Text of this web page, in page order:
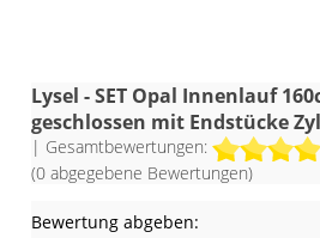
Lysel - SET Opal Innenlauf
geschlossen mit Endstücke
| Gesamtbewertungen:
(0 abgegebene Bewertungen)
Bewertung abgeben: